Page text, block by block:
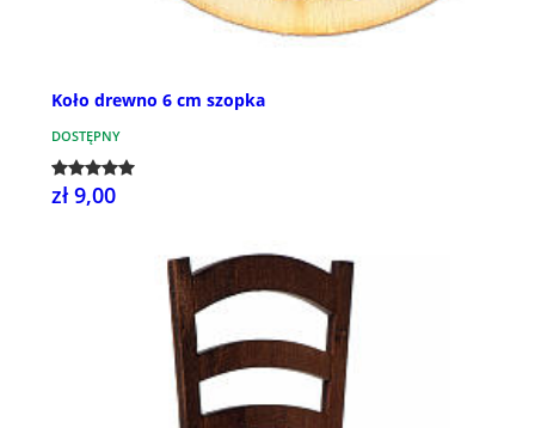
Koło drewno 6 cm szopka
DOSTĘPNY
zł 9,00